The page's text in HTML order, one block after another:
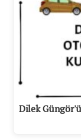
Dilek